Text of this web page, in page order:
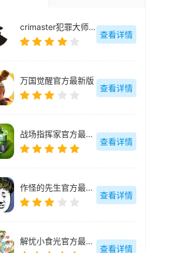
crimaster犯罪大师官方最新版
查看详情
万国觉醒官方最新版
查看详情
战场指挥家官方最新版
查看详情
作怪的先生官方最新版
查看详情
解忧小食光官方最新版
查看详情